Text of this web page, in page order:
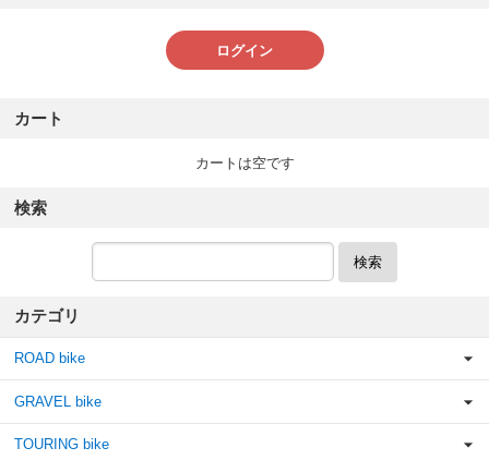
ログイン
カート
カートは空です
検索
検索
カテゴリ
ROAD bike
GRAVEL bike
TOURING bike